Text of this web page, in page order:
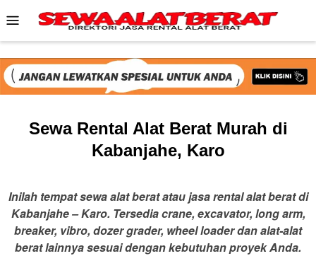
to
content
Mobile
Menu
Sewa Rental Alat Berat Murah di
Kabanjahe, Karo
Inilah tempat sewa alat berat atau jasa rental alat berat di
Kabanjahe – Karo. Tersedia crane, excavator, long arm,
breaker, vibro, dozer grader, wheel loader dan alat-alat
berat lainnya sesuai dengan kebutuhan proyek Anda.